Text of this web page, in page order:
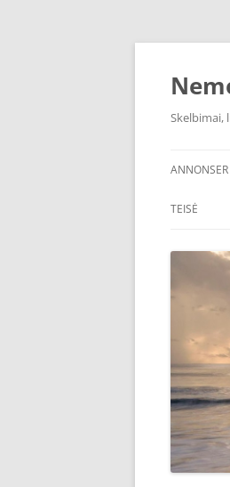
Skip
Skelbimai,
ANNONSER
TEISĖ